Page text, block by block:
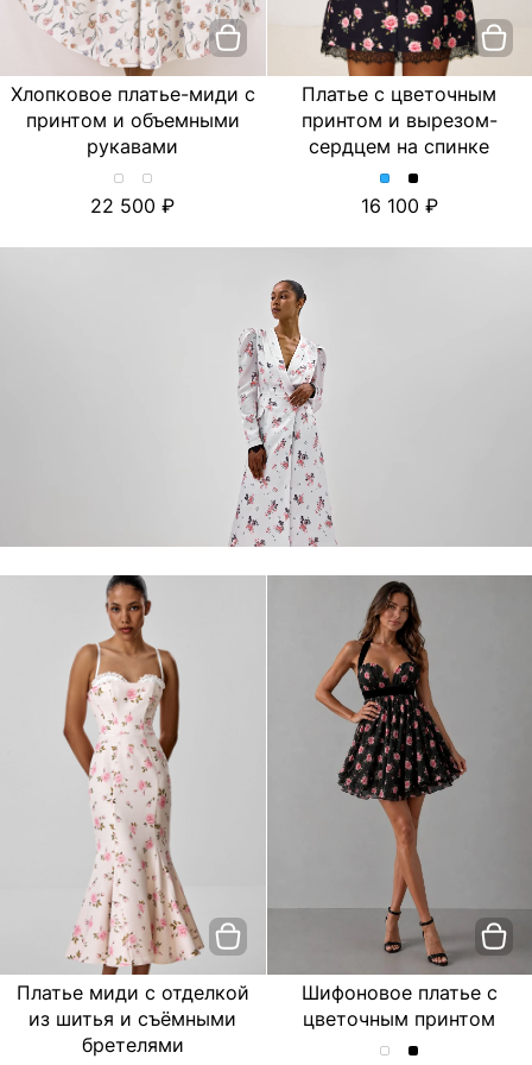
Хлопковое платье-миди с
принтом и объемными
рукавами
Хлопковое
платье-
с
Хлопковое
платье-
с
22 500
Платье с цветочным
принтом и вырезом-
сердцем на спинке
Платье
с
принтом
Платье
с
принтом
16 100
Платье миди с отделкой
из шитья и съёмными
бретелями
Шифоновое платье с
цветочным принтом
Шифоновое
Шифоновое